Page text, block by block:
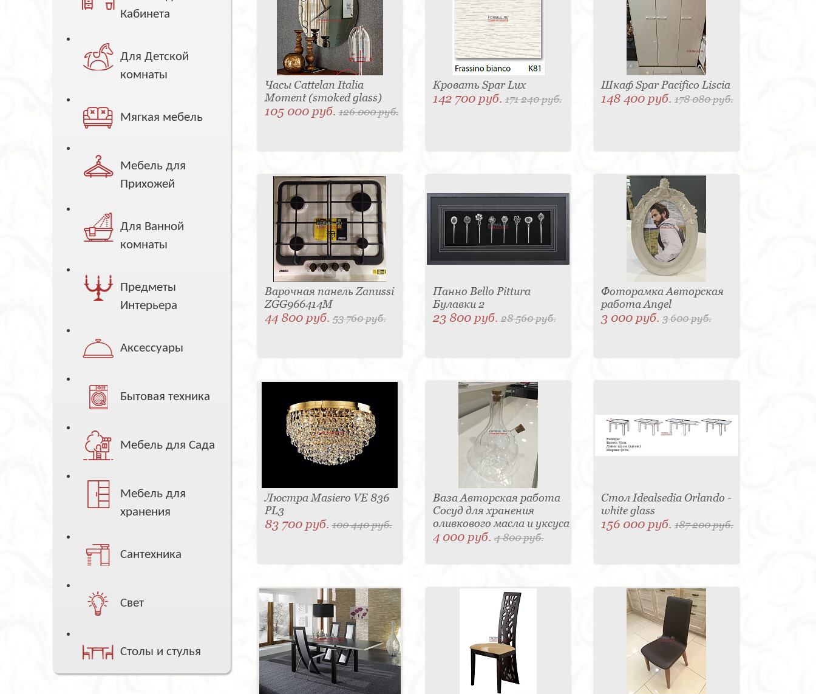
Кабинета
Для Детской
комнаты
Мягкая мебель
Мебель для
Прихожей
Для Ванной
комнаты
Предметы
Интерьера
Аксессуары
Бытовая техника
Мебель для Сада
Мебель для
хранения
Сантехника
Свет
Столы и стулья
Часы Cattelan Italia
Moment (smoked glass)
105 000 руб.126 000 руб.
Кровать Spar Lux
142 700 руб. 171 240 руб.
Шкаф Spar Pacifico Liscia
148 400 руб.178 080 руб.
Варочная панель Zanussi
ZGG966414M
44 800 руб.53 760 руб.
Панно Bello Pittura
Булавки 2
23 800 руб. 28 560 руб.
Фоторамка Авторская
работа Angel
3 000 руб.3 600 руб.
Люстра Masiero VE 836
PL3
83 700 руб.100 440 руб.
Ваза Авторская работа
Сосуд для хранения
оливкового масла и уксуса
4 000 руб. 4 800 руб.
Стол Idealsedia Orlando -
white glass
156 000 руб.187 200 руб.